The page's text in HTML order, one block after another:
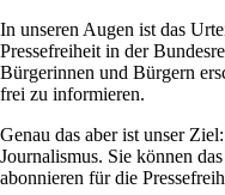
In unseren Augen ist das
Pressefreiheit in der
Bürgerinnen und Bürgern
frei zu informieren.
Genau das aber ist unser
Journalismus. Sie können
abonnieren für die